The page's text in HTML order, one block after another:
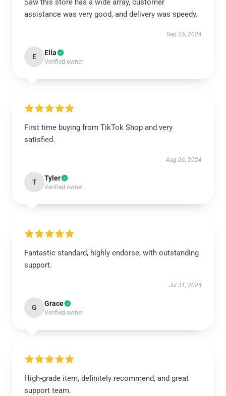
Saw this store has a wide array, customer
assistance was very good, and delivery was speedy.
Sep 25, 2024
E Ella
Verified owner
First time buying from TikTok Shop and very
satisfied.
Aug 26, 2024
T Tyler
Verified owner
Fantastic standard, highly endorse, with outstanding
support.
Jul 31, 2024
G Grace
Verified owner
High-grade item, definitely recommend, and great
support team.